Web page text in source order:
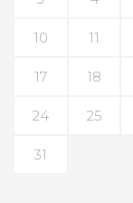
10 11
17 18
24 25
31